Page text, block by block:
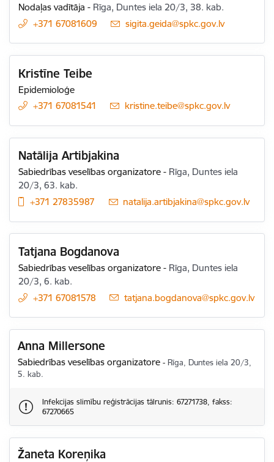
Nodaļas vadītāja - Rīga, Duntes iela 20/3, 38. kab.
+371 67081609
E-pasts:
sigita.geida@spkc.gov.lv
Kristīne Teibe
Epidemioloģe
+371 67081541
E-pasts:
kristine.teibe@spkc.gov.lv
Natālija Artibjakina
Sabiedrības veselības organizatore - Rīga, Duntes iela
20/3, 63. kab.
+371 27835987
E-pasts:
natalija.artibjakina@spkc.gov.lv
Tatjana Bogdanova
Sabiedrības veselības organizatore - Rīga, Duntes iela
20/3, 6. kab.
+371 67081578
E-pasts:
tatjana.bogdanova@spkc.gov.lv
Anna Millersone
Sabiedrības veselības organizatore - Rīga, Duntes iela 20/3,
5. kab.
Infekcijas slimību reģistrācijas tālrunis: 67271738, fakss:
67270665
Žaneta Koreņika